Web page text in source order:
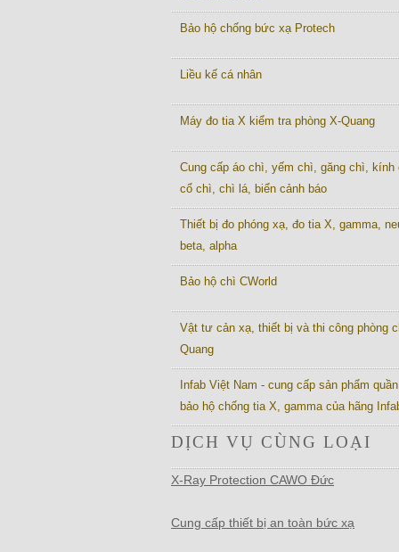
Bảo hộ chống bức xạ Protech
Liều kế cá nhân
Máy đo tia X kiểm tra phòng X-Quang
Cung cấp áo chì, yếm chì, găng chì, kính
cổ chì, chì lá, biển cảnh báo
Thiết bị đo phóng xạ, đo tia X, gamma,
beta, alpha
Bảo hộ chì CWorld
Vật tư cản xạ, thiết bị và thi công phòng
Quang
Infab Việt Nam - cung cấp sản phẩm
bảo hộ chống tia X, gamma của hãng
DỊCH VỤ CÙNG LOẠI
X-Ray Protection CAWO Đức
Cung cấp thiết bị an toàn bức xạ